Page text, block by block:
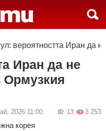
вероятността Иран да
Иран да не
Ормузкия
2026 11:00 3 253
13
корея